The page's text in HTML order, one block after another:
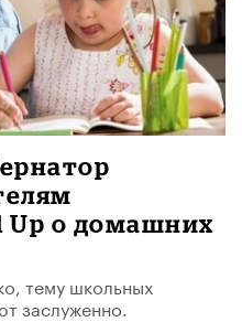
Up о домашних
тему школьных
заслуженно.